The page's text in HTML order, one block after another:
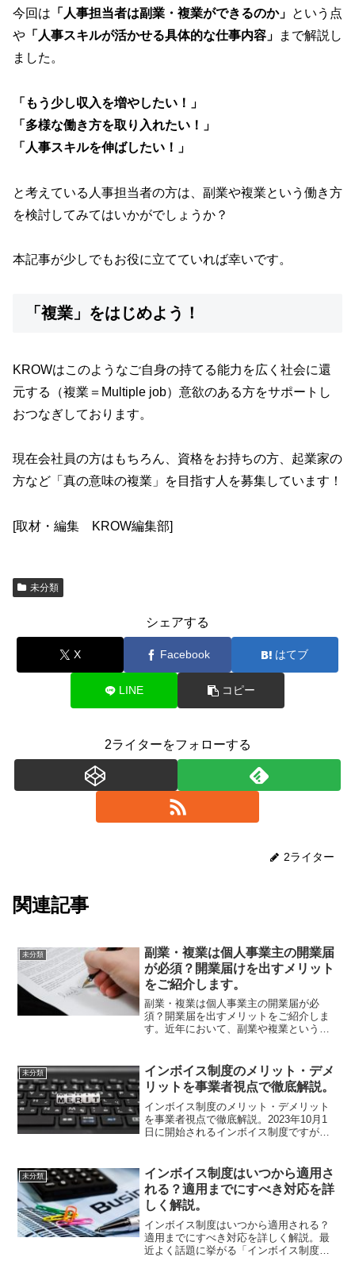
今回は 「人事担当者は副業・複業ができるのか」 という点
や 「人事スキルが活かせる具体的な仕事内容」
まで解説し
ました。
「もう少し収入を増やしたい！」
「多様な働き方を取り入れたい！」
「人事スキルを伸ばしたい！」
と考えている人事担当者の方は、副業や複業という働き方
を検討してみてはいかがでしょうか？
本記事が少しでもお役に立てていれば幸いです。
「複業」をはじめよう！
KROWはこのようなご自身の持てる能力を広く社会に還
元する（複業＝Multiple job）意欲のある方をサポートし
おつなぎしております。
現在会社員の方はもちろん、資格をお持ちの方、起業家の
方など「真の意味の複業」を目指す人を募集しています！
[取材・編集 KROW編集部]
未分類
シェアする
X Facebook はてブ
LINE コピー
2ライターをフォローする
2ライター
関連記事
未分類
副業・複業は個人事業主の開業届
が必須？開業届けを出すメリット
をご紹介します。
副業・複業は個人事業主の開業届が必
須？開業届を出すメリットをご紹介しま
す。近年において、副業や複業という働
なのか？」「開業届を出すメリットって
何があるの？」と気になって...
未分類
インボイス制度のメリット・デメ
リットを事業者視点で徹底解説。
インボイス制度のメリット・デメリット
を事業者視点で徹底解説。2023年10月1
日に開始されるインボイス制度ですが、
かり知っておかないと損をする恐れもあ
ります。そこで今回...
未分類
インボイス制度はいつから適用さ
れる？適用までにすべき対応を詳
しく解説。
インボイス制度はいつから適用される？
適用までにすべき対応を詳しく解説。最
近よく話題に挙がる「インボイス制度」